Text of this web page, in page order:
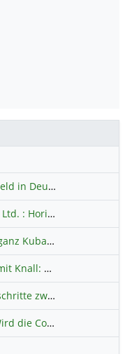
Bundesbank: Weniger Falschgeld in Deutschland
IRW-News: Horizon Petroleum Ltd. : Horizon Petroleum beginnt mit der Testförderung im Projekt Lachowice in Polen und schließt die Platzierung einer überzeichneten Wandelanleihe ab
Erneuter Strom-Blackout legt ganz Kuba lahm
Gold beendet Handelswoche mit Knall: Barrick Mining – Ist diese Aktie wieder ein Kauf?
Ölpreise fallen deutlich - Fortschritte zwischen USA und Iran belasten
Übernahmekampf eskaliert: Wird die Commerzbank italienisch?